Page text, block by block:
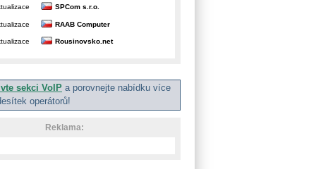
SPCom s.r.o.
RAAB Computer
Rousinovsko.net
sekci VoIP a porovnejte nabídku více
operátorů!
Reklama: